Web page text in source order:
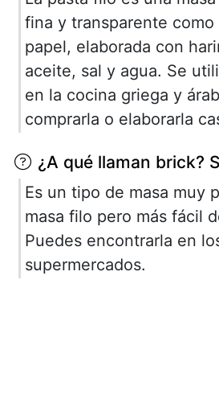
fina y transparente como
papel, elaborada con
aceite, sal y agua. Se
en la cocina griega y
comprarla o elaborarla
¿A qué llaman brick?
Es un tipo de masa muy
masa filo pero más fácil
Puedes encontrarla en
supermercados.